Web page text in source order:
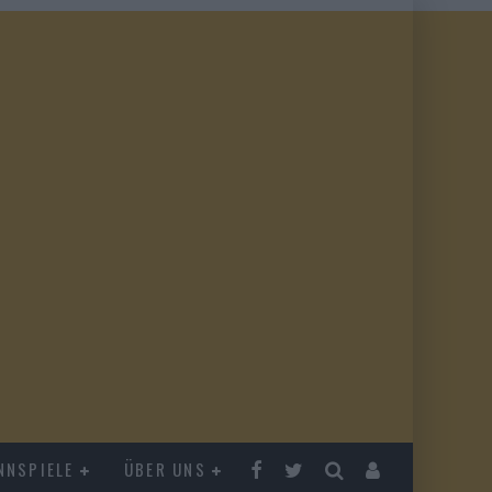
ÜBER UNS